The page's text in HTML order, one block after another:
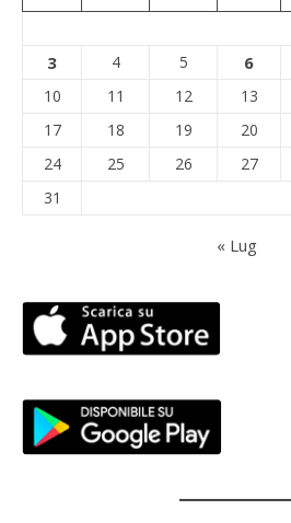
3 4 5 6
10
11 12 13
17
18 19 20
24
25 26 27
31
« Lug